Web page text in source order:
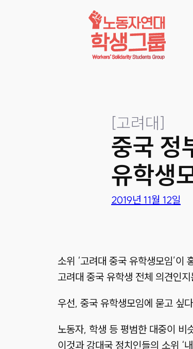
[고려대]
중국 정
유학생
2019년 11월 12일
소위 ‘고려대 중국 유학생모임’
고려대 중국 유학생 전체 의견인
우선, 중국 유학생모임에 묻고 싶
노동자, 학생 등 평범한 대중이 비
이것과 강대국 정치인들의 소위 ‘